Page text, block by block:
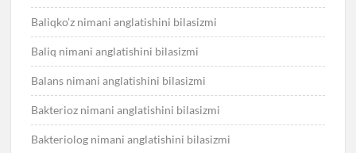
Baliqko’z nimani anglatishini bilasizmi
Baliq nimani anglatishini bilasizmi
Balans nimani anglatishini bilasizmi
Bakterioz nimani anglatishini bilasizmi
Bakteriolog nimani anglatishini bilasizmi